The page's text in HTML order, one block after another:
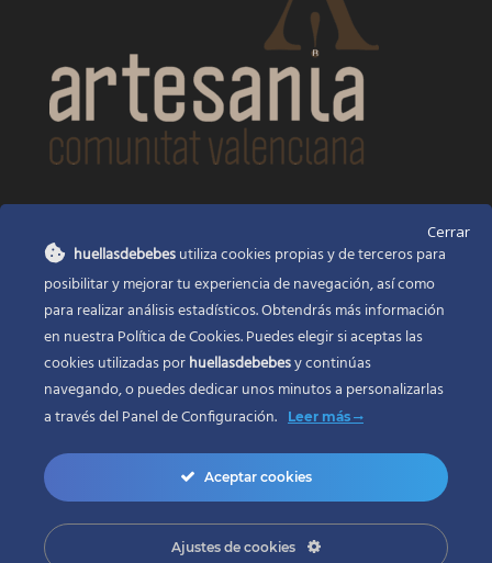
Huellas de bebés
Santa Ana, 22Alcasser Valencia 46290
625 120 591
info@huellasdebebes.com
Copyright 2017 | Todos los derechos reservados
Cerrar
huellasdebebesutiliza cookies propias y de terceros para
posibilitar y mejorar tu experiencia de navegación, así como
para realizar análisis estadísticos. Obtendrás más información
en nuestra Política de Cookies. Puedes elegir si aceptas las
cookies utilizadas porhuellasdebebesy continúas
navegando, o puedes dedicar unos minutos a personalizarlas
a través delPanel de Configuración. Leer más
Aceptar cookies
Ajustes de cookies